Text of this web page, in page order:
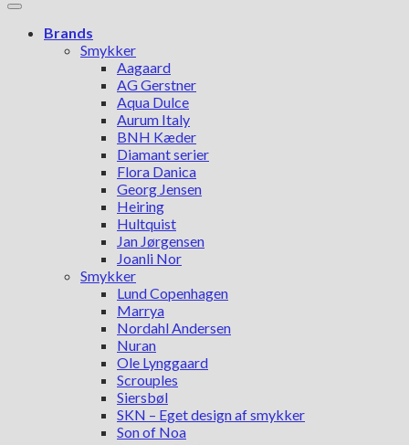
Brands
Smykker
Aagaard
AG Gerstner
Aqua Dulce
Aurum Italy
BNH Kæder
Diamant serier
Flora Danica
Georg Jensen
Heiring
Hultquist
Jan Jørgensen
Joanli Nor
Smykker
Lund Copenhagen
Marrya
Nordahl Andersen
Nuran
Ole Lynggaard
Scrouples
Siersbøl
SKN – Eget design af smykker
Son of Noa